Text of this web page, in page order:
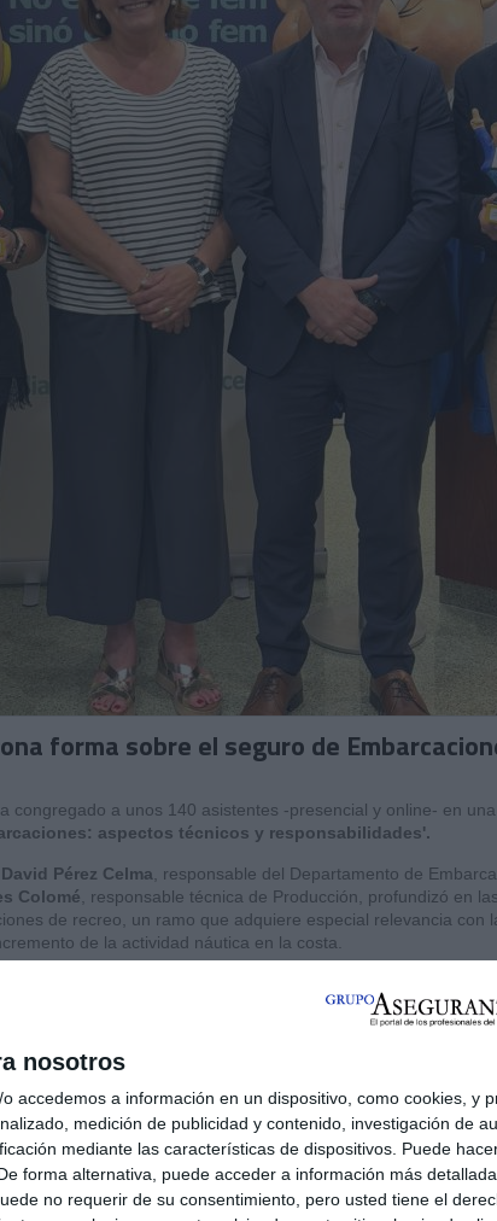
nosotros
accedemos a información en un dispositivo, como cookies,
medición de publicidad y contenido, investigación de
mediante las características de dispositivos. Puede
forma alternativa, puede acceder a información más
no requerir de su consentimiento, pero usted tiene el
forma sobre el seguro de
congregado a unos 140 asistentes -presencial y online- en
aspectos técnicos y responsabilidades'.
David Pérez Celma , responsable del Departamento de
Colomé , responsable técnica de Producción, profundizó en
de recreo, un ramo que adquiere especial relevancia con
de la actividad náutica en la costa.
la asistencia marítima y remolque, la remoción de restos y
Asimismo, se abordaron aspectos técnicos de especial
como las Institute Yacht Clauses, las exclusiones, la
asegurados o la cobertura durante los periodos de
por carretera.
y GRATIS noticias como esta, pinche aquí